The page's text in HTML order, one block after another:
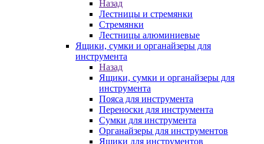
Назад
Лестницы и стремянки
Стремянки
Лестницы алюминиевые
Ящики, сумки и органайзеры для
инструмента
Назад
Ящики, сумки и органайзеры для
инструмента
Пояса для инструмента
Переноски для инструмента
Сумки для инструмента
Органайзеры для инструментов
Ящики для инструментов